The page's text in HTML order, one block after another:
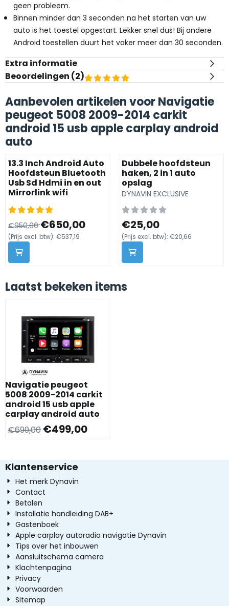
geen probleem.
Binnen minder dan 3 seconden na het starten van uw
auto is het toestel opgestart. Lekker snel dus! Bij andere
Android toestellen duurt het vaker meer dan 30 seconden.
Extra informatie
Beoordelingen (2)
Aanbevolen artikelen voorNavigatie
peugeot 5008 2009-2014 carkit
android 15 usb apple carplay android
auto
13.3 Inch Android Auto
Hoofdsteun Bluetooth
Usb Sd Hdmi in en out
Mirrorlink wifi
Van 950,00 voor 650,00, exclusief btw: 537,19
€950,00€650,00
(Prijs excl. btw): €537,19
Dubbele hoofdsteun
haken, 2 in 1 auto
opslag
Merk:
DYNAVIN EXCLUSIVE
Prijs: 25,00, exclusief btw:
€25,00
(Prijs excl. btw): €20,66
Laatst bekeken items
Navigatie peugeot
5008 2009-2014 carkit
android 15 usb apple
carplay android auto
€699,00 €499,00
Klantenservice
Het merk Dynavin
Contact
Betalen
Installatie handleiding DAB+
Gastenboek
Apple carplay autoradio navigatie Dynavin
Tips over het inbouwen
Aansluitschema camera
Klachtenpagina
Privacy
Voorwaarden
Sitemap